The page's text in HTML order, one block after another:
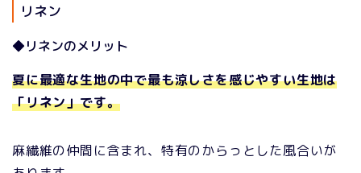
リネン
◆リネンのメリット
夏に最適な生地の中で最も涼しさを感じやすい生地は
「リネン」です。
麻繊維の仲間に含まれ、特有のからっとした風合いが